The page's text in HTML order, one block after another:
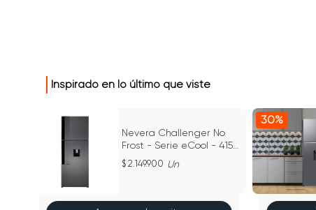
Inspirado en lo último que viste
Nevera Challenger No
Frost - Serie eCool - 415
Litros CRA 415
2.149.900 Un
30%